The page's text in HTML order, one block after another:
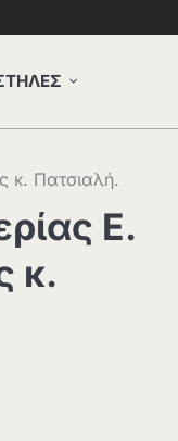
κ. Πατσιαλή.
Ε.
κ.